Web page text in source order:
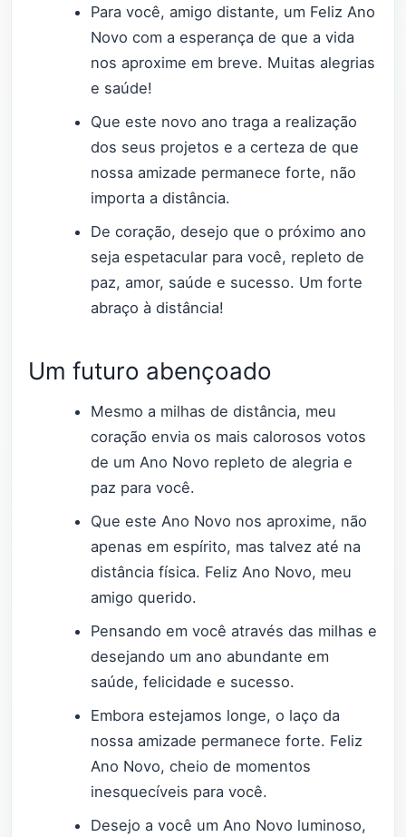
Para você, amigo distante, um Feliz Ano
Novo com a esperança de que a vida
nos aproxime em breve. Muitas alegrias
e saúde!
Que este novo ano traga a realização
dos seus projetos e a certeza de que
nossa amizade permanece forte, não
importa a distância.
De coração, desejo que o próximo ano
seja espetacular para você, repleto de
paz, amor, saúde e sucesso. Um forte
abraço à distância!
Um futuro abençoado
Mesmo a milhas de distância, meu
coração envia os mais calorosos votos
de um Ano Novo repleto de alegria e
paz para você.
Que este Ano Novo nos aproxime, não
apenas em espírito, mas talvez até na
distância física. Feliz Ano Novo, meu
amigo querido.
Pensando em você através das milhas e
desejando um ano abundante em
saúde, felicidade e sucesso.
Embora estejamos longe, o laço da
nossa amizade permanece forte. Feliz
Ano Novo, cheio de momentos
inesquecíveis para você.
Desejo a você um Ano Novo luminoso,